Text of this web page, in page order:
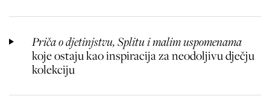
Priča o djetinjstvu, Splitu i malim uspomenama
koje ostaju kao inspiracija za neodoljivu dječju
kolekciju